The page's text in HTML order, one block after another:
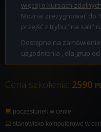
więcej o kursach zdalnych
Można: zrezygnować do
przejść z trybu "na sali"
Dostępne na
uzgodnienia , dla grup od
Cena szkolenia: 2590
poczęstunek w cenie
stanowisko komputerowe w